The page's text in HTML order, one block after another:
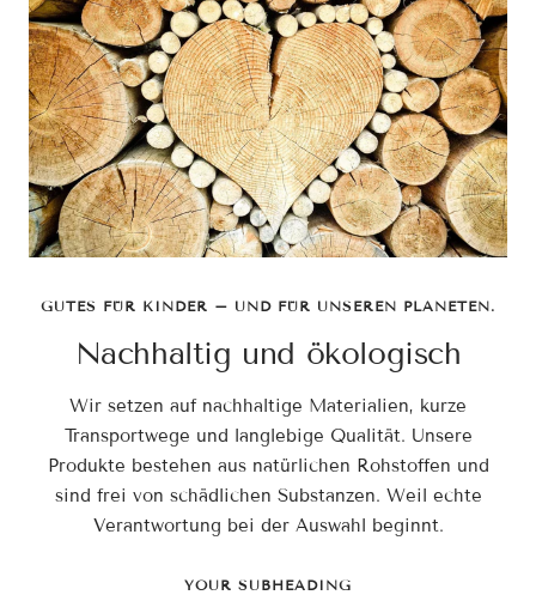
GUTES FÜR KINDER – UND FÜR UNSEREN PLANETEN.
Nachhaltig und ökologisch
Wir setzen auf nachhaltige Materialien, kurze
Transportwege und langlebige Qualität. Unsere
Produkte bestehen aus natürlichen Rohstoffen und
sind frei von schädlichen Substanzen. Weil echte
Verantwortung bei der Auswahl beginnt.
YOUR SUBHEADING